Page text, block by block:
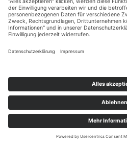
01
Nov.
1 Tages
Yakobi Anmeldung:
1 Nov. 26
© 2026Die Huforthopädie Schule |Bootstrap-